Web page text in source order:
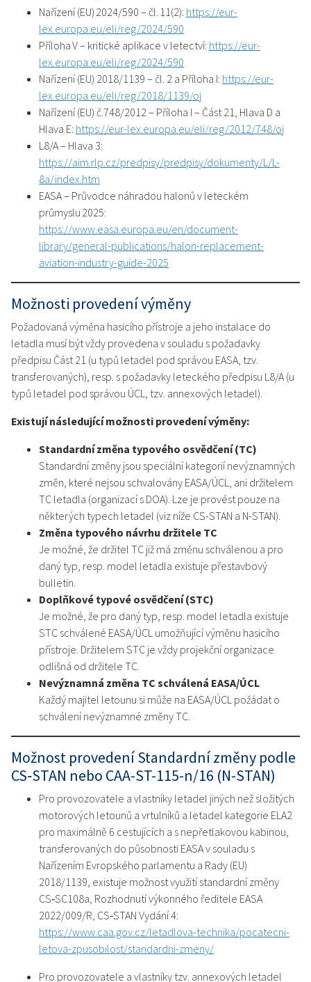
Nařízení (EU) 2024/590 – čl. 11(2): https://eur-
lex.europa.eu/eli/reg/2024/590
Příloha V – kritické aplikace v letectví: https://eur-
lex.europa.eu/eli/reg/2024/590
Nařízení (EU) 2018/1139 – čl. 2 a Příloha I: https://eur-
lex.europa.eu/eli/reg/2018/1139/oj
Nařízení (EU) č.748/2012 – Příloha I – Část 21, Hlava D a
Hlava E: https://eur-lex.europa.eu/eli/reg/2012/748/oj
L8/A – Hlava 3:
https://aim.rlp.cz/predpisy/predpisy/dokumenty/L/L-
8a/index.htm
EASA – Průvodce náhradou halonů v leteckém
průmyslu 2025:
https://www.easa.europa.eu/en/document-
library/general-publications/halon-replacement-
aviation-industry-guide-2025
Možnosti provedení výměny
Požadovaná výměna hasicího přístroje a jeho instalace do
letadla musí být vždy provedena v souladu s požadavky
předpisu Část 21 (u typů letadel pod správou EASA, tzv.
transferovaných), resp. s požadavky leteckého předpisu L8/A (u
typů letadel pod správou ÚCL, tzv. annexových letadel).
Existují následující možnosti provedení výměny:
Standardní změna typového osvědčení (TC)
Standardní změny jsou speciální kategorií nevýznamných
změn, které nejsou schvalovány EASA/ÚCL, ani držitelem
TC letadla (organizací s DOA). Lze je provést pouze na
některých typech letadel (viz níže CS-STAN a N-STAN).
Změna typového návrhu držitele TC
Je možné, že držitel TC již má změnu schválenou a pro
daný typ, resp. model letadla existuje přestavbový
bulletin.
Doplňkové typové osvědčení (STC)
Je možné, že pro daný typ, resp. model letadla existuje
STC schválené EASA/ÚCL umožňující výměnu hasicího
přístroje. Držitelem STC je vždy projekční organizace
odlišná od držitele TC.
Nevýznamná změna TC schválená EASA/ÚCL
Každý majitel letounu si může na EASA/ÚCL požádat o
schválení nevýznamné změny TC.
Možnost provedení Standardní změny podle
CS‑STAN nebo CAA-ST-115-n/16 (N-STAN)
Pro provozovatele a vlastníky letadel jiných než složitých
motorových letounů a vrtulníků a letadel kategorie ELA2
pro maximálně 6 cestujících a s nepřetlakovou kabinou,
transferovaných do působnosti EASA v souladu s
Nařízením Evropského parlamentu a Rady (EU)
2018/1139, existuje možnost využití standardní změny
CS‑SC108a, Rozhodnutí výkonného ředitele EASA
2022/009/R, CS‑STAN Vydání 4:
https://www.caa.gov.cz/letadlova-technika/pocatecni-
letova-zpusobilost/standardni-zmeny/
Pro provozovatele a vlastníky tzv. annexových letadel